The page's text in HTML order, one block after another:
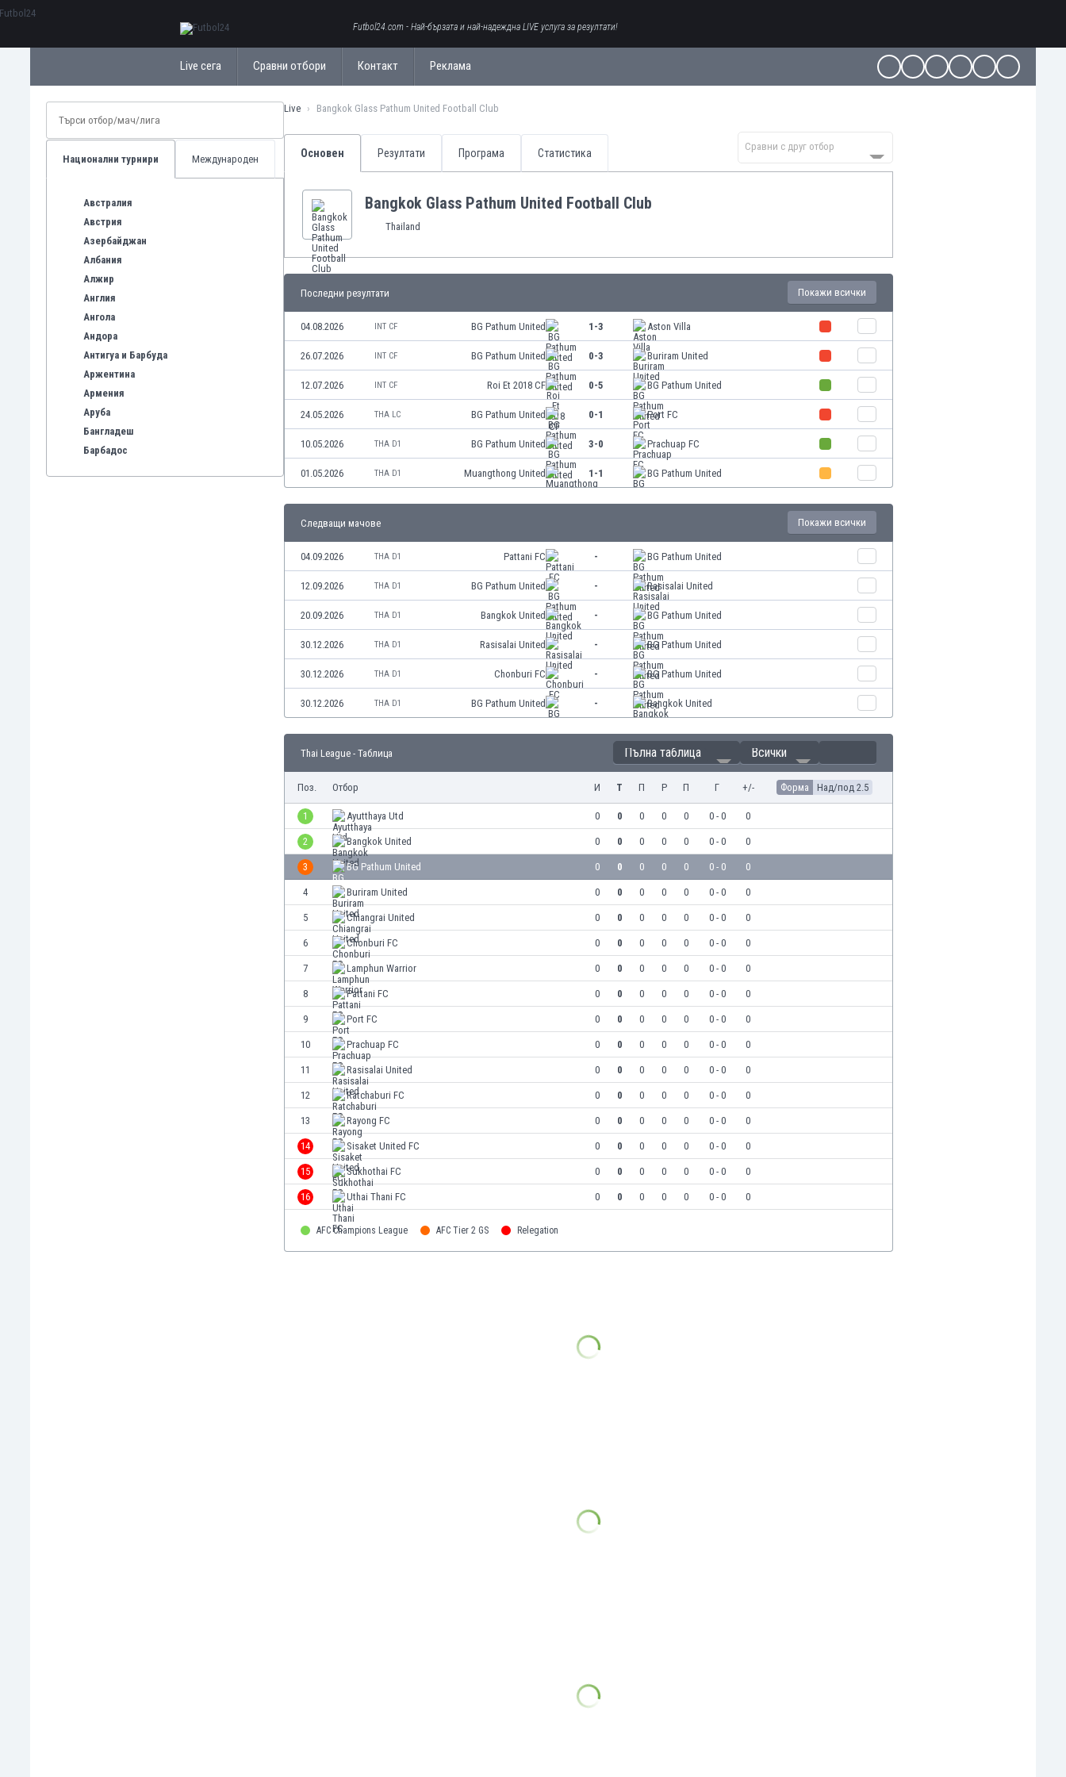
Futbol24.com - Най-бързата и най-надеждна LIVE услуга за резултати!
Live сега Сравни отбори Контакт Реклама
Национални турнири Международен
Австралия
Австрия
Азербайджан
Албания
Алжир
Англия
Ангола
Андора
Антигуа и Барбуда
Аржентина
Армения
Аруба
Бангладеш
Барбадос
Live Bangkok Glass Pathum United Football Club
Основен Резултати Програма Статистика
Сравни с друг отбор
Bangkok Glass Pathum United Football Club
Thailand
Последни резултати Покажи всички
04.08.2026 INT CF BG Pathum United 1-3 Aston Villa
26.07.2026 INT CF BG Pathum United 0-3 Buriram United
12.07.2026 INT CF Roi Et 2018 CF 0-5 BG Pathum United
24.05.2026 THA LC BG Pathum United 0-1 Port FC
10.05.2026 THA D1 BG Pathum United 3-0 Prachuap FC
01.05.2026 THA D1 Muangthong United 1-1 BG Pathum United
Следващи мачове Покажи всички
04.09.2026 THA D1 Pattani FC - BG Pathum United
12.09.2026 THA D1 BG Pathum United - Rasisalai United
20.09.2026 THA D1 Bangkok United - BG Pathum United
30.12.2026 THA D1 Rasisalai United - BG Pathum United
30.12.2026 THA D1 Chonburi FC - BG Pathum United
30.12.2026 THA D1 BG Pathum United - Bangkok United
Thai League - Таблица Пълна таблица Всички
Поз. Отбор И Т П Р П Г +/- Форма Над/под 2.5
1 Ayutthaya Utd 0 0 0 0 0 0 - 0 0
2 Bangkok United 0 0 0 0 0 0 - 0 0
3 BG Pathum United 0 0 0 0 0 0 - 0 0
4 Buriram United 0 0 0 0 0 0 - 0 0
5 Chiangrai United 0 0 0 0 0 0 - 0 0
6 Chonburi FC 0 0 0 0 0 0 - 0 0
7 Lamphun Warrior 0 0 0 0 0 0 - 0 0
8 Pattani FC 0 0 0 0 0 0 - 0 0
9 Port FC 0 0 0 0 0 0 - 0 0
10 Prachuap FC 0 0 0 0 0 0 - 0 0
11 Rasisalai United 0 0 0 0 0 0 - 0 0
12 Ratchaburi FC 0 0 0 0 0 0 - 0 0
13 Rayong FC 0 0 0 0 0 0 - 0 0
14 Sisaket United FC 0 0 0 0 0 0 - 0 0
15 Sukhothai FC 0 0 0 0 0 0 - 0 0
16 Uthai Thani FC 0 0 0 0 0 0 - 0 0
AFC Champions League AFC Tier 2 GS Relegation